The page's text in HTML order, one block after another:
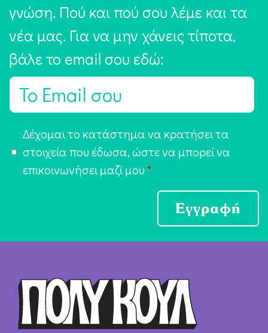
γνώση. Πού και πού σου λέμε και τα
νέα μας. Για να μην χάνεις τίποτα,
βάλε το email σου εδώ:
E
π
ή
Δέχομαι το κατάστημα να κρατήσει τα
στοιχεία που έδωσα, ώστε να μπορεί να
επικοινωνήσει μαζί μου *
Εγγραφή